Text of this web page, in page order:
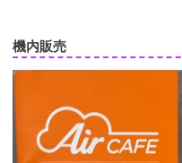
機内販売